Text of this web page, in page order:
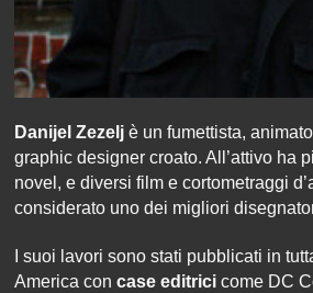
Danijel Zezelj è un fumettista,
graphic designer croato. All’attivo ha
novel, e diversi film e cortometraggi
considerato uno dei migliori
I suoi lavori sono stati pubblicati in
America concase editricicome DC